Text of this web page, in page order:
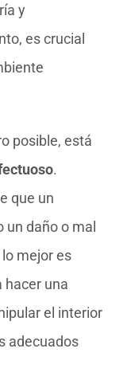
y
es crucial
posible, está
.
que un
un daño o mal
mejor es
hacer una
el interior
adecuados